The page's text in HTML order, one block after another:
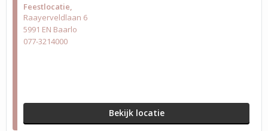
Feestlocatie
Raayerveldlaan 6
5991 EN Baarlo
077-3214000
Bekijk locatie